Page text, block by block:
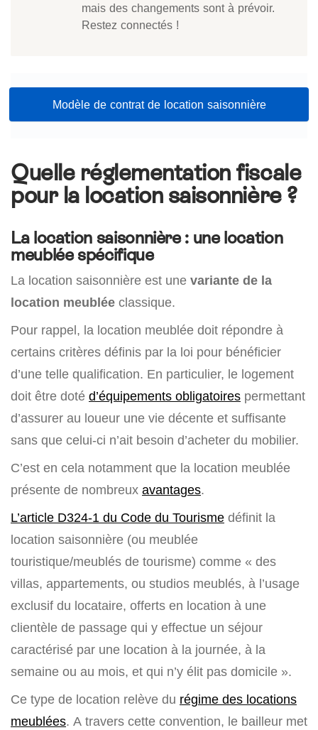
mais des changements sont à prévoir.
Restez connectés !
Modèle de contrat de location saisonnière
Quelle réglementation fiscale
pour la location saisonnière ?
La location saisonnière : une location
meublée spécifique
La location saisonnière est une variante de la
location meublée classique.
Pour rappel, la location meublée doit répondre à
certains critères définis par la loi pour bénéficier
d’une telle qualification. En particulier, le logement
doit être doté d’équipements obligatoires permettant
d’assurer au loueur une vie décente et suffisante
sans que celui-ci n’ait besoin d’acheter du mobilier.
C’est en cela notamment que la location meublée
présente de nombreux avantages.
L’article D324-1 du Code du Tourisme définit la
location saisonnière (ou meublée
touristique/meublés de tourisme) comme « des
villas, appartements, ou studios meublés, à l’usage
exclusif du locataire, offerts en location à une
clientèle de passage qui y effectue un séjour
caractérisé par une location à la journée, à la
semaine ou au mois, et qui n’y élit pas domicile ».
Ce type de location relève du régime des locations
meublées. A travers cette convention, le bailleur met